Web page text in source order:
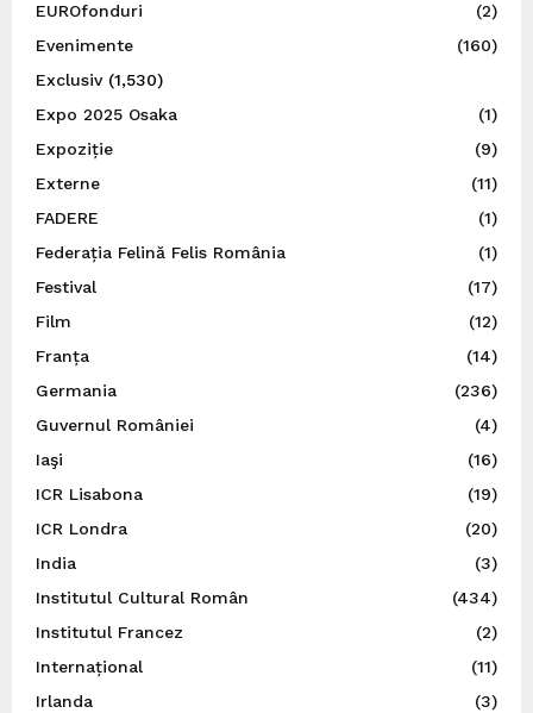
EUROfonduri
(2)
Evenimente
(160)
Exclusiv(1,530)
Expo 2025 Osaka
(1)
Expoziție
(9)
Externe
(11)
FADERE
(1)
Federația Felină Felis România
(1)
Festival
(17)
Film
(12)
Franța
(14)
Germania
(236)
Guvernul României
(4)
Iaşi
(16)
ICR Lisabona
(19)
ICR Londra
(20)
India
(3)
Institutul Cultural Român
(434)
Institutul Francez
(2)
Internațional
(11)
Irlanda
(3)